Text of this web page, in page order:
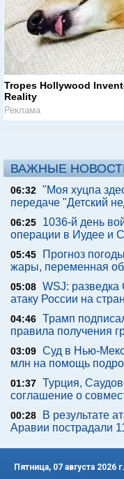
Tropes Hollywood
Reality
Реклама
ВАЖНЫЕ
06:32 "Моя хуцпа
передаче "Детский
06:25
1036-й день
операции в Иудее и
05:45
Прогноз
жары, переменная
05:08 WSJ:
атаку России на
04:46 Трамп
правила получения
03:09 Суд в Нью-
млн на помощь
01:37 Турция,
соглашение о
00:28
В результате
Аравии пострадали
Пятница, 07 августа 2026 г.